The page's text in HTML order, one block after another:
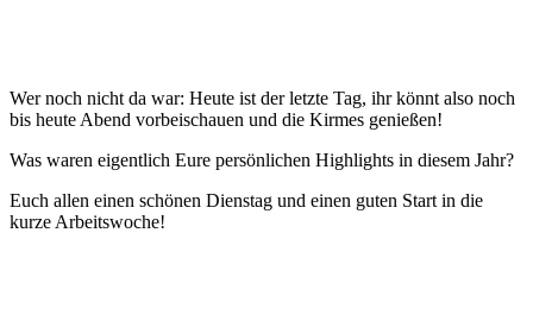
Wer noch nicht da war: Heute ist der letzte Tag, ihr könnt also noch
bis heute Abend vorbeischauen und die Kirmes genießen!
Was waren eigentlich Eure persönlichen Highlights in diesem Jahr?
Euch allen einen schönen Dienstag und einen guten Start in die
kurze Arbeitswoche!